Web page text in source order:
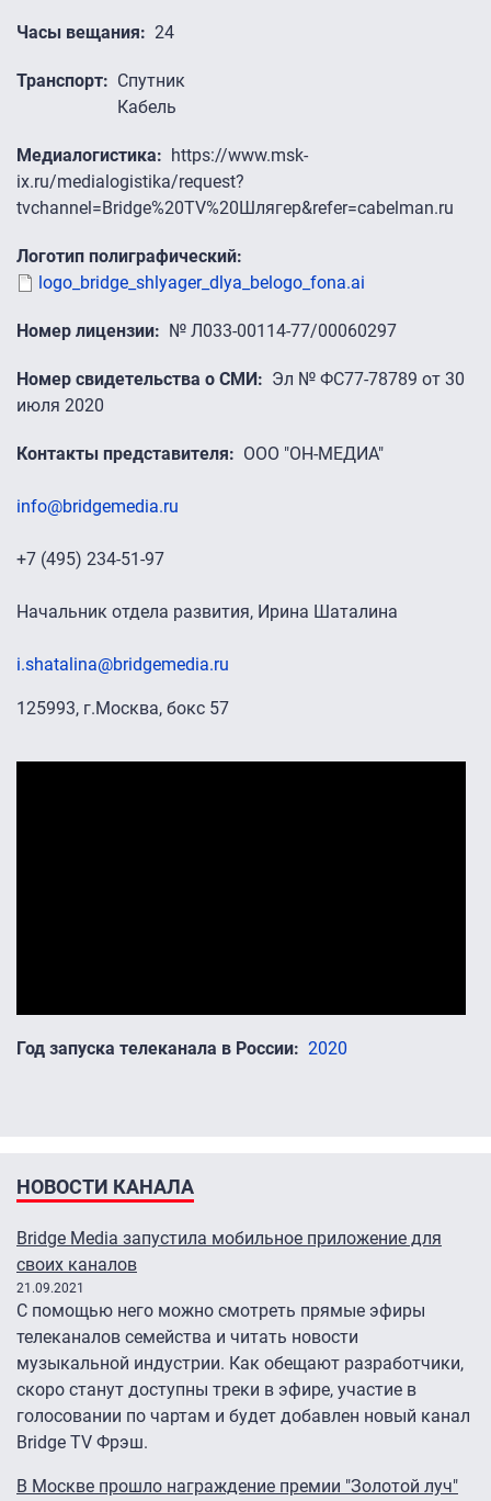
Часы вещания 24
Транспорт
Спутник
Кабель
Медиалогистика
https://www.msk-
ix.ru/medialogistika/request?
tvchannel=Bridge%20TV%20Шлягер&refer=cabelman.ru
Логотип полиграфический
logo_bridge_shlyager_dlya_belogo_fona.ai
Номер лицензии № Л033-00114-77/00060297
Номер свидетельства о СМИ
Эл № ФС77-78789 от 30
июля 2020
Контакты представителя ООО "ОН-МЕДИА"
info@bridgemedia.ru
+7 (495) 234-51-97
Начальник отдела развития, Ирина Шаталина
i.shatalina@bridgemedia.ru
125993, г.Москва, бокс 57
Год запуска телеканала в России 2020
НОВОСТИ КАНАЛА
Bridge Media запустила мобильное приложение для
своих каналов
21.09.2021
С помощью него можно смотреть прямые эфиры
телеканалов семейства и читать новости
музыкальной индустрии. Как обещают разработчики,
скоро станут доступны треки в эфире, участие в
голосовании по чартам и будет добавлен новый канал
Bridge TV Фрэш.
В Москве прошло награждение премии "Золотой луч"